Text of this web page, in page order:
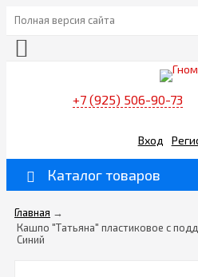
Полная версия сайта
+7 (925) 506-90-73
Вход
Каталог товаров
Главная →
Кашпо "Татьяна" пластиковое с
Синий